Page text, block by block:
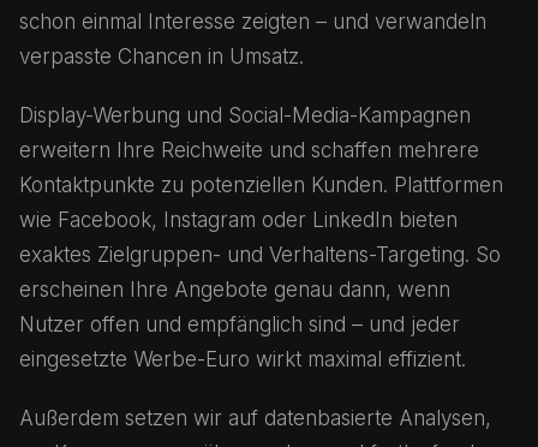
schon einmal Interesse zeigten – und verwandeln
verpasste Chancen in Umsatz.
Display-Werbung und Social-Media-Kampagnen
erweitern Ihre Reichweite und schaffen mehrere
Kontaktpunkte zu potenziellen Kunden. Plattformen
wie Facebook, Instagram oder LinkedIn bieten
exaktes Zielgruppen- und Verhaltens-Targeting. So
erscheinen Ihre Angebote genau dann, wenn
Nutzer offen und empfänglich sind – und jeder
eingesetzte Werbe-Euro wirkt maximal effizient.
Außerdem setzen wir auf datenbasierte Analysen,